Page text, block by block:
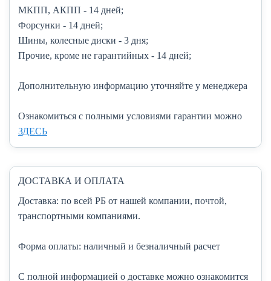
МКПП, АКПП - 14 дней;
Форсунки - 14 дней;
Шины, колесные диски - 3 дня;
Прочие, кроме не гарантийных - 14 дней;
Дополнительную информацию уточняйте у менеджера
Ознакомиться с полными условиями гарантии можно
ЗДЕСЬ
ДОСТАВКА И ОПЛАТА
Доставка: по всей РБ от нашей компании, почтой,
транспортными компаниями.
Форма оплаты: наличный и безналичный расчет
C полной информацией о доставке можно ознакомится